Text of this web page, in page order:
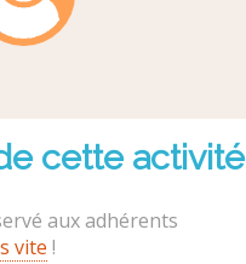
cette activité
aux adhérents
vite !